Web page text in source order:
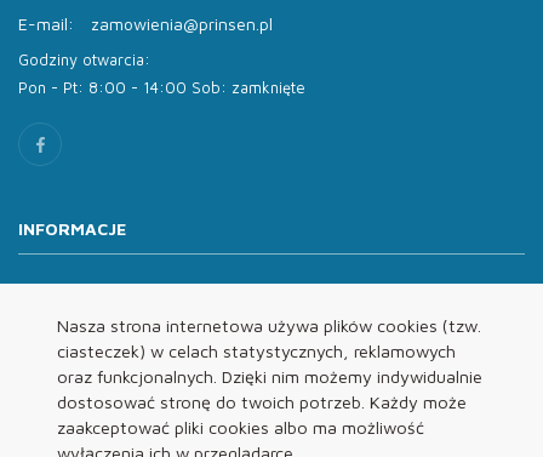
Nasza strona internetowa używa plików cookies (tzw.
ciasteczek) w celach statystycznych, reklamowych
oraz funkcjonalnych. Dzięki nim możemy indywidualnie
dostosować stronę do twoich potrzeb. Każdy może
zaakceptować pliki cookies albo ma możliwość
wyłączenia ich w przeglądarce.
E-mail:
zamowienia@prinsen.pl
Godziny otwarcia:
Pon - Pt: 8:00 - 14:00 Sob: zamknięte
INFORMACJE
Oferta
Kontakt
REGULAMINY